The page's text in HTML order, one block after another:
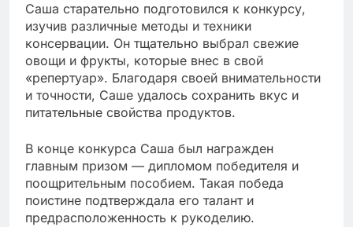
Саша старательно подготовился к конкурсу,
изучив различные методы и техники
консервации. Он тщательно выбрал свежие
овощи и фрукты, которые внес в свой
«репертуар». Благодаря своей внимательности
и точности, Саше удалось сохранить вкус и
питательные свойства продуктов.
В конце конкурса Саша был награжден
главным призом — дипломом победителя и
поощрительным пособием. Такая победа
поистине подтверждала его талант и
предрасположенность к рукоделию.